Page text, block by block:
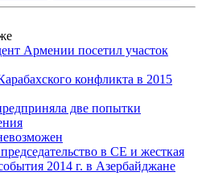
Армении посетил участок
конфликта в 2015
две попытки
в СЕ и жесткая
2014 г. в Азербайджане